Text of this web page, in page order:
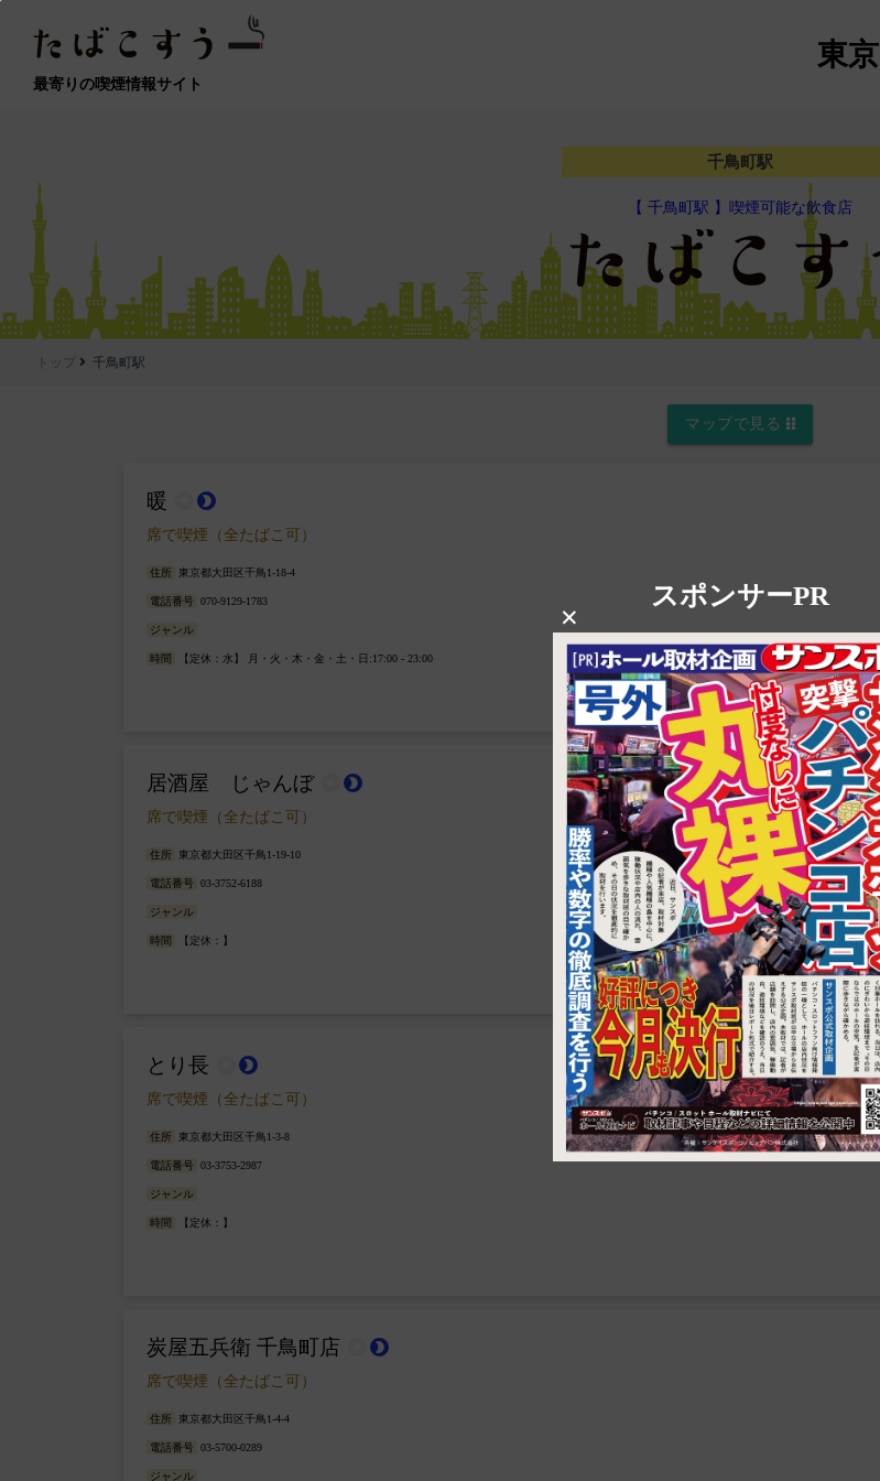
最寄りの喫煙情報サイト
東京
スポンサーPR
×
千鳥町駅
【 千鳥町駅 】喫煙可能な飲食店
トップ 千鳥町駅
マップで見る
暖 brightness_2
席で喫煙（全たばこ可）
住所 東京都大田区千鳥1-18-4
電話番号 070-9129-1783
ジャンル
時間 【定休：水】 月・火・木・金・土・日:17:00 - 23:00
居酒屋 じゃんぼ brightness_2
席で喫煙（全たばこ可）
住所 東京都大田区千鳥1-19-10
電話番号 03-3752-6188
ジャンル
時間 【定休：】
とり長 brightness_2
席で喫煙（全たばこ可）
住所 東京都大田区千鳥1-3-8
電話番号 03-3753-2987
ジャンル
時間 【定休：】
炭屋五兵衛 千鳥町店 brightness_2
席で喫煙（全たばこ可）
住所 東京都大田区千鳥1-4-4
電話番号 03-5700-0289
ジャンル